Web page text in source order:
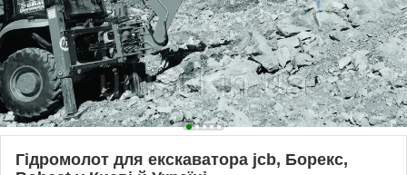
Гідромолот для екскаватора jcb, Борекс,